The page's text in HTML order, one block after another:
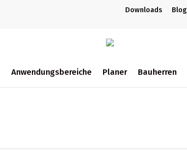
Downloads Blog
Anwendungsbereiche Planer Bauherren